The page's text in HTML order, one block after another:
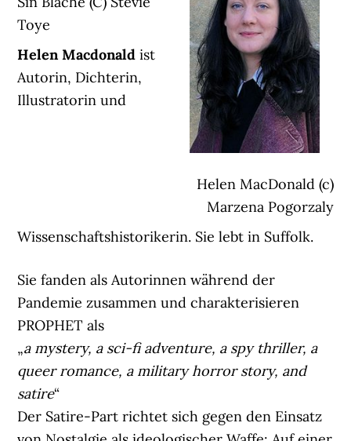
Toye
Helen MacDonald (c)
Marzena Pogorzaly
Helen Macdonald ist
Autorin, Dichterin,
Illustratorin und
Wissenschaftshistorikerin. Sie lebt in Suffolk.
Sie fanden als Autorinnen während der
Pandemie zusammen und charakterisieren
PROPHET als
„a mystery, a sci-fi adventure, a spy thriller, a
queer romance, a military horror story, and
satire“
Der Satire-Part richtet sich gegen den Einsatz